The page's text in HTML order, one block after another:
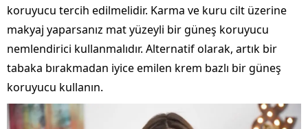
koruyucu tercih edilmelidir. Karma ve kuru cilt üzerine
makyaj yaparsanız mat yüzeyli bir güneş koruyucu
nemlendirici kullanmalıdır. Alternatif olarak, artık bir
tabaka bırakmadan iyice emilen krem ​​bazlı bir güneş
koruyucu ​​kullanın.